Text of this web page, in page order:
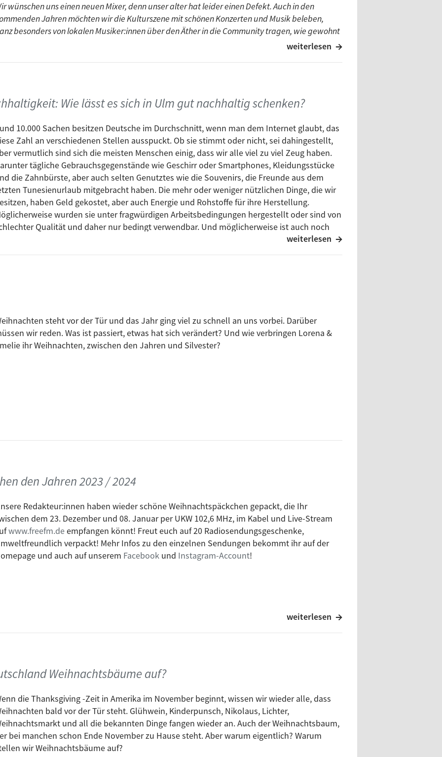
wünschen uns einen neuen Mixer, denn unser alter hat leider einen Defekt. Auch in den
Jahren möchten wir die Kulturszene mit schönen Konzerten und Musik beleben,
besonders von lokalen Musiker:innen über den Äther in die Community tragen, wie gewohnt
professionell abgemischt. Außerdem freuen sich die Nerds unter uns, wenn sie etwas Neues zum
und die Fahne hoch halten für nichtkommerzielles Radio in Ulm! Besonders bedanken
legen. Unsere engagierten Sendugsmacher:innen werden die 102,6 auch im
Musik für euch bespielen, von Punk bis experimentellem Jazz und allen Tönen
im kommenden Jahr in Erfüllung gehen! Für uns wird es jedenfalls ein ganz besonderes,
großes Jubiläum. Ihr dürft gespannt sein, wir haben einiges vor. Bis dahin machen wir
oder tanzt gut in das neue Jahr!
weiterlesen
Wie lässt es sich in Ulm gut nachhaltig schenken?
10.000 Sachen besitzen Deutsche im Durchschnitt, wenn man dem Internet glaubt, das
Zahl an verschiedenen Stellen ausspuckt. Ob sie stimmt oder nicht, sei dahingestellt,
vermutlich sind sich die meisten Menschen einig, dass wir alle viel zu viel Zeug haben.
tägliche Gebrauchsgegenstände wie Geschirr oder Smartphones, Kleidungsstücke
die Zahnbürste, aber auch selten Genutztes wie die Souvenirs, die Freunde aus dem
Tunesienurlaub mitgebracht haben. Die mehr oder weniger nützlichen Dinge, die wir
haben Geld gekostet, aber auch Energie und Rohstoffe für ihre Herstellung.
wurden sie unter fragwürdigen Arbeitsbedingungen hergestellt oder sind von
Qualität und daher nur bedingt verwendbar. Und möglicherweise ist auch noch
ihre Entsorgung problematisch. Gerade in der Zeit vor Weihnachten stellt sich nun die Frage,
zeigt Petra Schmitz vom Agenda-Büro, welche Probleme der unüberlegte Konsum für
Person erzeugt, bringt sie einige Ideen aus der lokalen agenda ulm mit.
weiterlesen
steht vor der Tür und das Jahr ging viel zu schnell an uns vorbei. Darüber
wir reden. Was ist passiert, etwas hat sich verändert? Und wie verbringen Lorena &
ihr Weihnachten, zwischen den Jahren und Silvester?
den Jahren 2023 / 2024
Redakteur:innen haben wieder schöne Weihnachtspäckchen gepackt, die Ihr
dem 23. Dezember und 08. Januar per UKW 102,6 MHz, im Kabel und Live-Stream
www.freefm.deempfangen könnt! Freut euch auf 20 Radiosendungsgeschenke,
verpackt! Mehr Infos zu den einzelnen Sendungen bekommt ihr auf der
und auch auf unserem Facebook und Instagram-Account!
the years Part 4: 1965, Frank Riethdorf
Bonusedition, RéMark
, blablabor (Annette Schmucki + Reto Friedmann), Matija Schellander + Christina Ertl-
, Mattiku
Was bedeutet Coolness in der Musik?
weiterlesen
Weihnachtsbäume auf?
die Thanksgiving -Zeit in Amerika im November beginnt, wissen wir wieder alle, dass
bald vor der Tür steht. Glühwein, Kinderpunsch, Nikolaus, Lichter,
und all die bekannten Dinge fangen wieder an. Auch der Weihnachtsbaum,
bei manchen schon Ende November zu Hause steht. Aber warum eigentlich? Warum
wir Weihnachtsbäume auf?